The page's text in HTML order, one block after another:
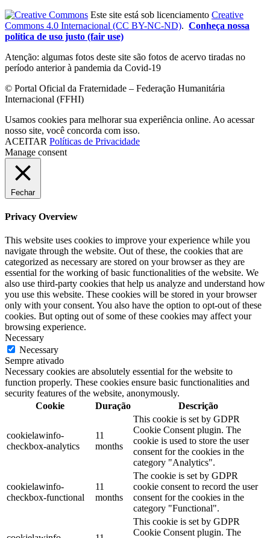
Este site está sob licenciamento Creative
Commons 4.0 Internacional (CC BY-NC-ND). Conheça nossa
política de uso justo (fair use)
Atenção: algumas fotos deste site são fotos de acervo tiradas no
período anterior à pandemia da Covid-19
© Portal Oficial da Fraternidade – Federação Humanitária
Internacional (FFHI)
Usamos cookies para melhorar sua experiência online. Ao acessar
nosso site, você concorda com isso.
ACEITAR Políticas de Privacidade
Manage consent
Fechar
Privacy Overview
This website uses cookies to improve your experience while you
navigate through the website. Out of these, the cookies that are
categorized as necessary are stored on your browser as they are
essential for the working of basic functionalities of the website. We
also use third-party cookies that help us analyze and understand how
you use this website. These cookies will be stored in your browser
only with your consent. You also have the option to opt-out of these
cookies. But opting out of some of these cookies may affect your
browsing experience.
Necessary
Necessary
Sempre ativado
Necessary cookies are absolutely essential for the website to
function properly. These cookies ensure basic functionalities and
security features of the website, anonymously.
Cookie
Duração Descrição
cookielawinfo-
checkbox-analytics
11
months
This cookie is set by GDPR
Cookie Consent plugin. The
cookie is used to store the user
consent for the cookies in the
category "Analytics".
cookielawinfo-
checkbox-functional
11
months
The cookie is set by GDPR
cookie consent to record the user
consent for the cookies in the
category "Functional".
This cookie is set by GDPR
Cookie Consent plugin. The